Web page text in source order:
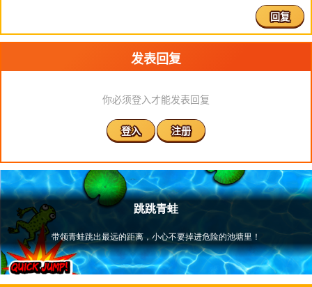
回复
发表回复
你必须登入才能发表回复
登入 注册